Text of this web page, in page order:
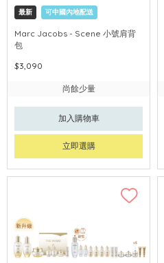
最新 可中國內地配送
Marc Jacobs - Scene 小號肩背
包
$3,090
尚餘少量
加入購物車
立即選購